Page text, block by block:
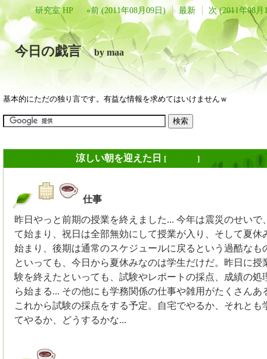
研究室 HP «前 (2011年08月09日) 最新 次 (2011年08月
今日の戯言by maa
基本的にただの独り言です。有益な情報を求めてはいけませんｗ
涼しい朝を迎えた日 [ ]
仕事
昨日やっと前期の授業を終えました... 今年は震災のせいで
て始まり、祝日は全部無効にして授業が入り、そして夏休
始まり、後期は通常のスケジュールに戻るという過酷なも
といっても、今日から夏休みなのは学生だけだ。昨日に授
験を終えたといっても、試験やレポートの採点、成績の処
ら始まる... その他にも学務関係の仕事や雑用がたくさんあ
これから試験の採点をする予定。自宅でやるか、それとも
てやるか、どうするかな...